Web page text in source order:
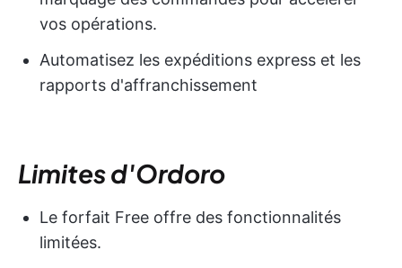
vos opérations.
Automatisez les expéditions express et les
rapports d'affranchissement
Limites d'Ordoro
Le forfait Free offre des fonctionnalités
limitées.